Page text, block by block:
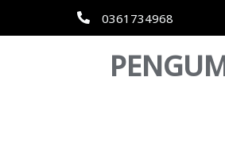
0361734968